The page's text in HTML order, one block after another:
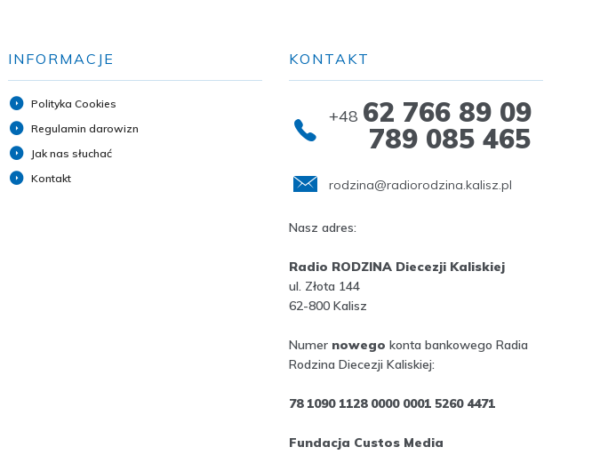
INFORMACJE
Polityka Cookies
Regulamin darowizn
Jak nas słuchać
Kontakt
KONTAKT
+48 62 766 89 09
789 085 465
rodzina@radiorodzina.kalisz.pl
Nasz adres:
Radio RODZINA Diecezji Kaliskiej
ul. Złota 144
62-800 Kalisz
Numer nowego konta bankowego Radia
Rodzina Diecezji Kaliskiej:
78 1090 1128 0000 0001 5260 4471
Fundacja Custos Media